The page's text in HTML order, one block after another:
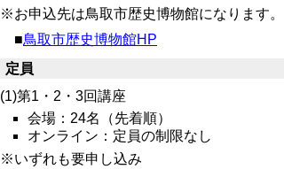
※お申込先は鳥取市歴史博物館になります。
■鳥取市歴史博物館HP
定員
(1)第1・2・3回講座
会場：24名（先着順）
オンライン：定員の制限なし
※いずれも要申し込み